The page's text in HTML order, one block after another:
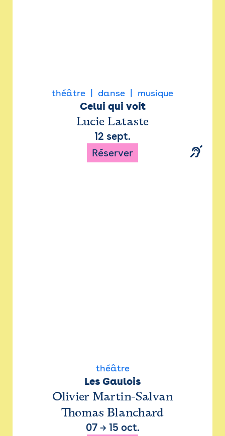
théâtre danse musique
Celui qui voit
Lucie Lataste
12 sept.
Réserver
théâtre
Les Gaulois
Olivier Martin-Salvan
Thomas Blanchard
07→ 15 oct.